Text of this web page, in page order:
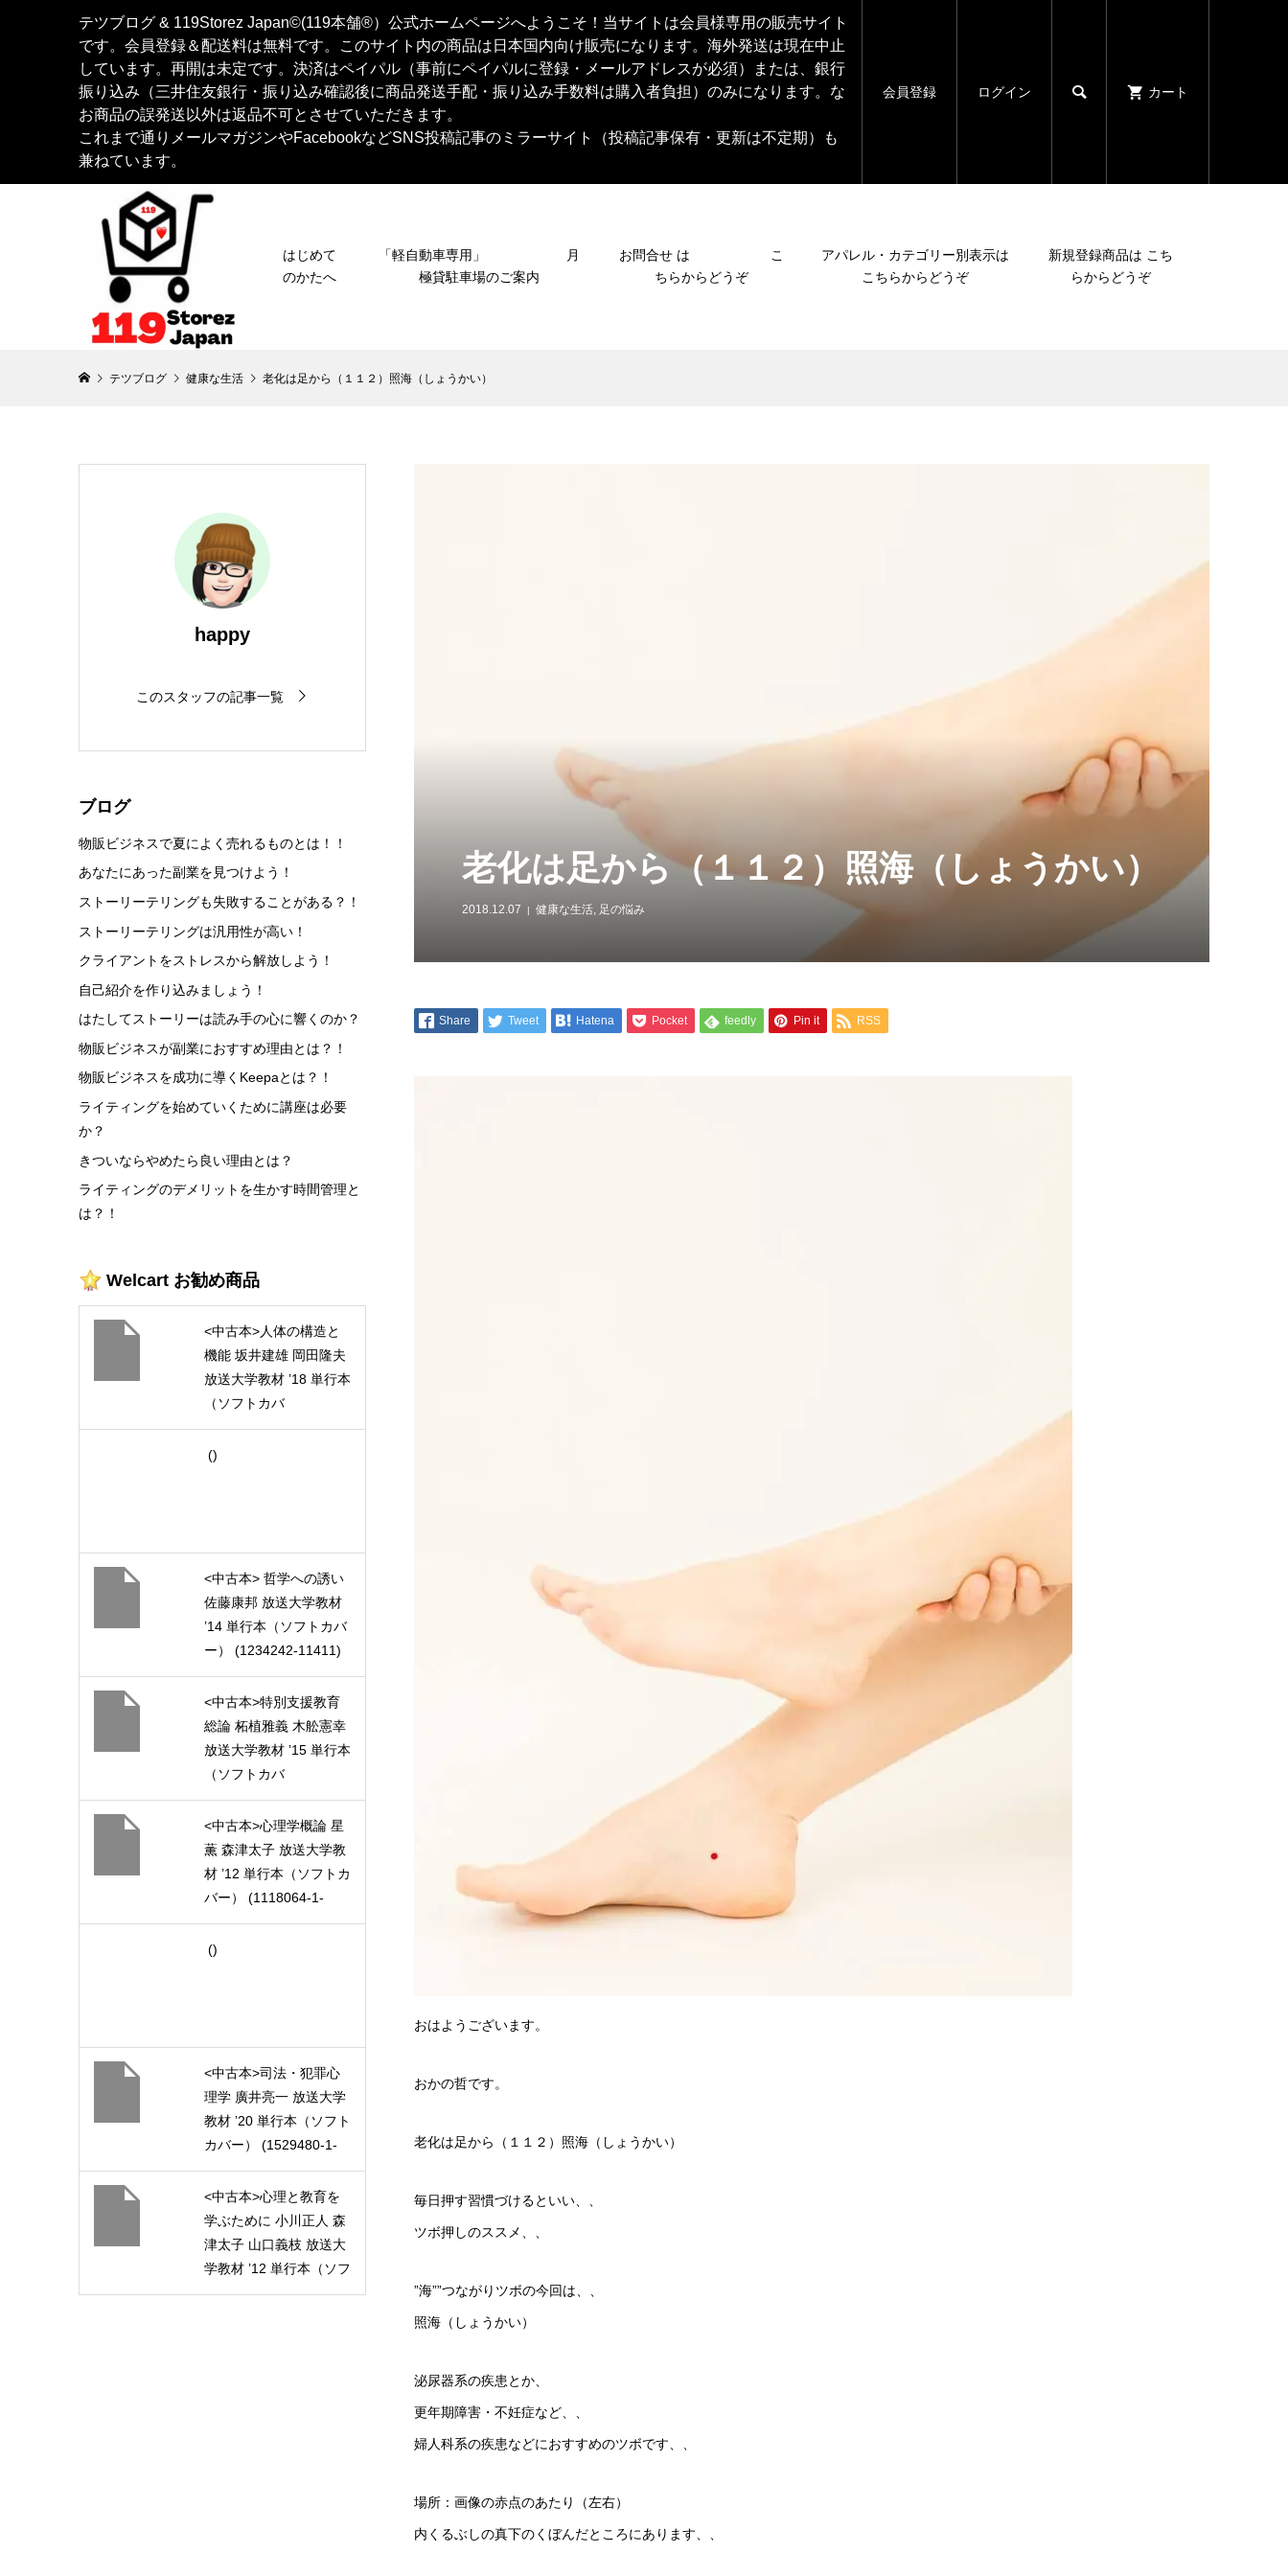
テツブログ & 119Storez Japan©︎(119本舗®︎）公式ホームページへようこそ！当サイトは会員様専用の販売サイト
です。会員登録＆配送料は無料です。このサイト内の商品は日本国内向け販売になります。海外発送は現在中止
しています。再開は未定です。決済はペイパル（事前にペイパルに登録・メールアドレスが必須）または、銀行
振り込み（三井住友銀行・振り込み確認後に商品発送手配・振り込み手数料は購入者負担）のみになります。な
お商品の誤発送以外は返品不可とさせていただきます。
これまで通りメールマガジンやFacebookなどSNS投稿記事のミラーサイト（投稿記事保有・更新は不定期）も
兼ねています。
会員登録 ログイン  カート
はじめて
のかたへ
「軽自動車専用」 月
極貸駐車場のご案内
お問合せ は こ
ちらからどうぞ
アパレル・カテゴリー別表示は
こちらからどうぞ
新規登録商品は こち
らからどうぞ
テツブログ 健康な生活 老化は足から（１１２）照海（しょうかい）
老化は足から（１１２）照海（しょうかい）
2018.12.07 健康な生活 足の悩み
Share Tweet Hatena Pocket feedly Pin it RSS
おはようございます。
おかの哲です。
老化は足から（１１２）照海（しょうかい）
毎日押す習慣づけるといい、、
ツボ押しのススメ、、
”海””つながりツボの今回は、、
照海（しょうかい）
泌尿器系の疾患とか、
更年期障害・不妊症など、、
婦人科系の疾患などにおすすめのツボです、、
場所：画像の赤点のあたり（左右）
内くるぶしの真下のくぼんだところにあります、、
happy
このスタッフの記事一覧
ブログ
物販ビジネスで夏によく売れるものとは！！
あなたにあった副業を見つけよう！
ストーリーテリングも失敗することがある？！
ストーリーテリングは汎用性が高い！
クライアントをストレスから解放しよう！
自己紹介を作り込みましょう！
はたしてストーリーは読み手の心に響くのか？
物販ビジネスが副業におすすめ理由とは？！
物販ビジネスを成功に導くKeepaとは？！
ライティングを始めていくために講座は必要
か？
きついならやめたら良い理由とは？
ライティングのデメリットを生かす時間管理と
は？！
Welcart お勧め商品
<中古本>人体の構造と
機能 坂井建雄 岡田隆夫
放送大学教材 ’18 単行本
（ソフトカバ
ー） (1710109-1-1811)
()
<中古本> 哲学への誘い
佐藤康邦 放送大学教材
’14 単行本（ソフトカバ
ー） (1234242-11411)
<中古本>特別支援教育
総論 柘植雅義 木舩憲幸
放送大学教材 ’15 単行本
（ソフトカバ
ー） (1529030-1-1511)
<中古本>心理学概論 星
薫 森津太子 放送大学教
材 ’12 単行本（ソフトカ
バー） (1118064-1-
1211)
()
<中古本>司法・犯罪心
理学 廣井亮一 放送大学
教材 ’20 単行本（ソフト
カバー） (1529480-1-
2011)
<中古本>心理と教育を
学ぶために 小川正人 森
津太子 山口義枝 放送大
学教材 ’12 単行本（ソフ
トカバー） (1118021-1-